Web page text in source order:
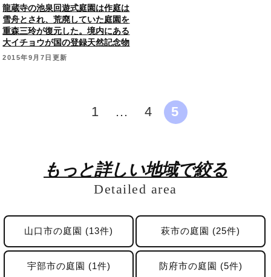
龍蔵寺の池泉回遊式庭園は作庭は
雪舟とされ、荒廃していた庭園を
重森三玲が復元した。境内にある
大イチョウが国の登録天然記念物
となっている。（2015年9月訪
2015年9月7日更新
1 … 4 5
もっと詳しい地域で絞る
Detailed area
山口市の庭園 (13件) 萩市の庭園 (25件)
宇部市の庭園 (1件) 防府市の庭園 (5件)